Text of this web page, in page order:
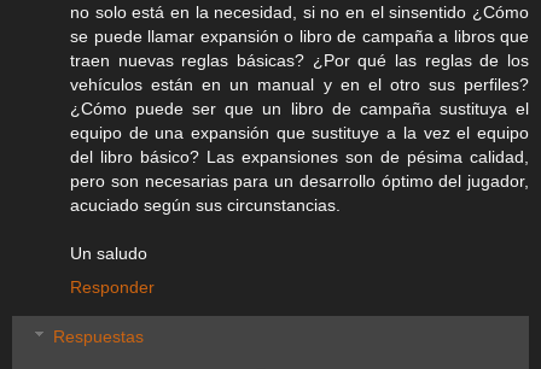
no solo está en la necesidad, si no en el sinsentido ¿Cómo
se puede llamar expansión o libro de campaña a libros que
traen nuevas reglas básicas? ¿Por qué las reglas de los
vehículos están en un manual y en el otro sus perfiles?
¿Cómo puede ser que un libro de campaña sustituya el
equipo de una expansión que sustituye a la vez el equipo
del libro básico? Las expansiones son de pésima calidad,
pero son necesarias para un desarrollo óptimo del jugador,
acuciado según sus circunstancias.
Un saludo
Responder
Respuestas